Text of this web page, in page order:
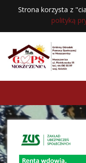
Strona korzysta z
polityką